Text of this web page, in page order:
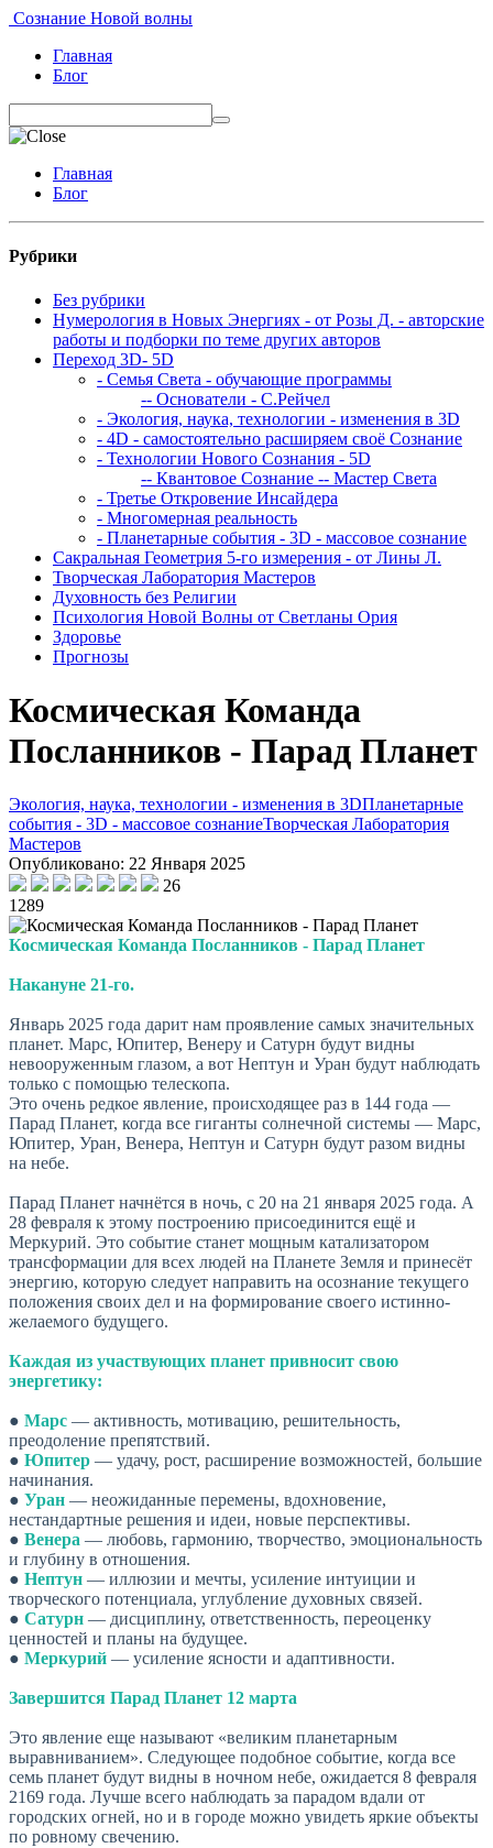
Сознание Новой волны
Главная
Блог
Главная
Блог
Рубрики
Без рубрики
Нумерология в Новых Энергиях - от Розы Д. - авторские
работы и подборки по теме других авторов
Переход 3D- 5D
- Семья Света - обучающие программы
-- Основатели - С.Рейчел
- Экология, наука, технологии - изменения в 3D
- 4D - самостоятельно расширяем своё Сознание
- Технологии Нового Сознания - 5D
-- Квантовое Сознание -- Мастер Света
- Третье Откровение Инсайдера
- Многомерная реальность
- Планетарные события - 3D - массовое сознание
Сакральная Геометрия 5-го измерения - от Лины Л.
Творческая Лаборатория Мастеров
Духовность без Религии
Психология Новой Волны от Светланы Ория
Здоровье
Прогнозы
Космическая Команда
Посланников - Парад Планет
Экология, наука, технологии - изменения в 3DПланетарные
события - 3D - массовое сознаниеТворческая Лаборатория
Мастеров
Опубликовано: 22 Января 2025
26
1289
Космическая Команда Посланников - Парад Планет
Накануне 21-го.
Январь 2025 года дарит нам проявление самых значительных
планет. Марс, Юпитер, Венеру и Сатурн будут видны
невооруженным глазом, а вот Нептун и Уран будут наблюдать
только с помощью телескопа.
Это очень редкое явление, происходящее раз в 144 года —
Парад Планет, когда все гиганты солнечной системы — Марс,
Юпитер, Уран, Венера, Нептун и Сатурн будут разом видны
на небе.
Парад Планет начнётся в ночь, с 20 на 21 января 2025 года. А
28 февраля к этому построению присоединится ещё и
Меркурий. Это событие станет мощным катализатором
трансформации для всех людей на Планете Земля и принесёт
энергию, которую следует направить на осознание текущего
положения своих дел и на формирование своего истинно-
желаемого будущего.
Каждая из участвующих планет привносит свою
энергетику:
● Марс — активность, мотивацию, решительность,
преодоление препятствий.
● Юпитер — удачу, рост, расширение возможностей, большие
начинания.
● Уран — неожиданные перемены, вдохновение,
нестандартные решения и идеи, новые перспективы.
● Венера — любовь, гармонию, творчество, эмоциональность
и глубину в отношения.
● Нептун — иллюзии и мечты, усиление интуиции и
творческого потенциала, углубление духовных связей.
● Сатурн — дисциплину, ответственность, переоценку
ценностей и планы на будущее.
● Меркурий — усиление ясности и адаптивности.
Завершится Парад Планет 12 марта
Это явление еще называют «великим планетарным
выравниванием». Следующее подобное событие, когда все
семь планет будут видны в ночном небе, ожидается 8 февраля
2169 года. Лучше всего наблюдать за парадом вдали от
городских огней, но и в городе можно увидеть яркие объекты
по ровному свечению.